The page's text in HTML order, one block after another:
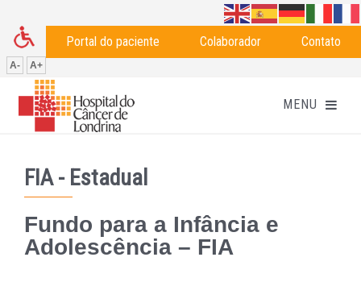
Portal do paciente Colaborador Contato
A- A+
FIA - Estadual
Fundo para a Infância e
Adolescência – FIA